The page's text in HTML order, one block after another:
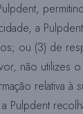
a
ou (3) de
não utilizes o
relativa à